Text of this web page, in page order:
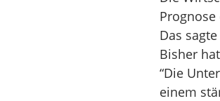
Das
Bisher
“Die
einem